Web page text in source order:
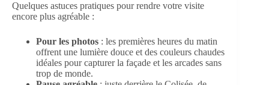
Quelques astuces pratiques pour rendre votre visite
encore plus agréable :
Pour les photos : les premières heures du matin
offrent une lumière douce et des couleurs chaudes
idéales pour capturer la façade et les arcades sans
trop de monde.